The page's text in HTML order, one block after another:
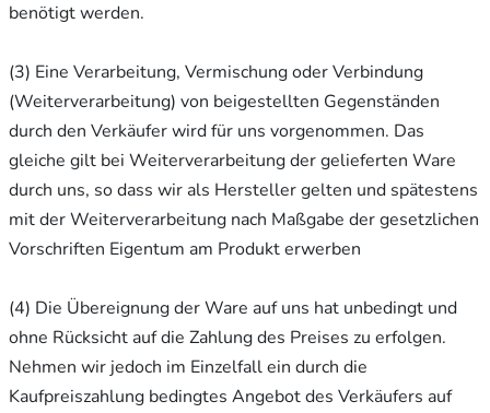
benötigt werden.
(3) Eine Verarbeitung, Vermischung oder Verbindung
(Weiterverarbeitung) von beigestellten Gegenständen
durch den Verkäufer wird für uns vorgenommen. Das
gleiche gilt bei Weiterverarbeitung der gelieferten Ware
durch uns, so dass wir als Hersteller gelten und spätestens
mit der Weiterverarbeitung nach Maßgabe der gesetzlichen
Vorschriften Eigentum am Produkt erwerben
(4) Die Übereignung der Ware auf uns hat unbedingt und
ohne Rücksicht auf die Zahlung des Preises zu erfolgen.
Nehmen wir jedoch im Einzelfall ein durch die
Kaufpreiszahlung bedingtes Angebot des Verkäufers auf